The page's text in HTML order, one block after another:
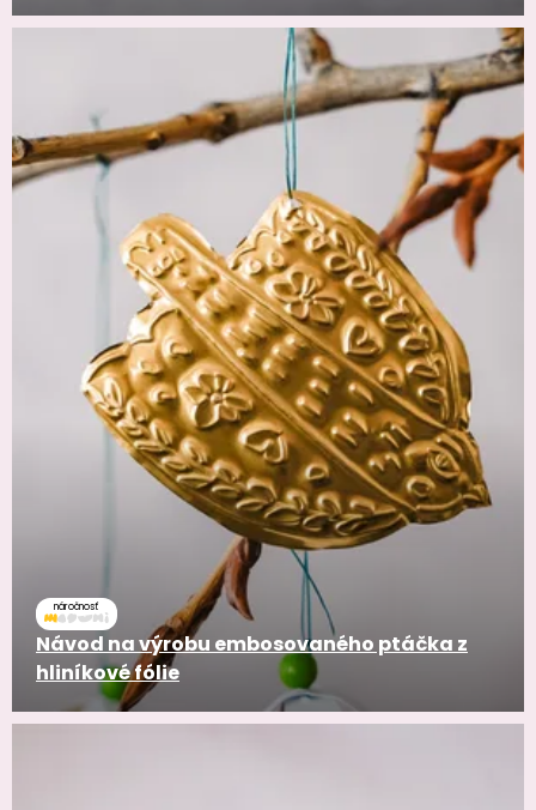
náročnosť
Návod na výrobu embosovaného ptáčka z
hliníkové fólie